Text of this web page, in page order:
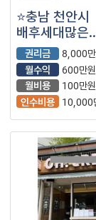
⭐충남 천안시
배후세대많은
핵심주거상권
위치하고있는
카페요아정＂
권리금
8,000만
월수익
600만원
월비용
100만원
인수비용
10,000